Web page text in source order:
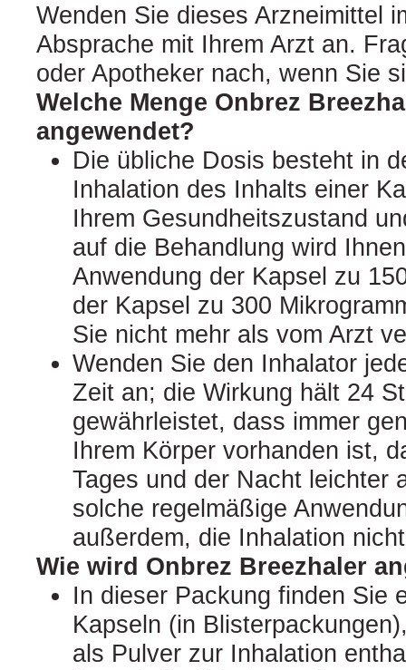
Wenden Sie dieses Arzneimittel
Absprache mit Ihrem Arzt an.
oder Apotheker nach, wenn Sie
Welche Menge Onbrez
angewendet?
Die übliche Dosis besteht in
Inhalation des Inhalts einer
Ihrem Gesundheitszustand
auf die Behandlung wird
Anwendung der Kapsel zu
der Kapsel zu 300
Sie nicht mehr als vom Arzt
Wenden Sie den Inhalator
Zeit an; die Wirkung hält 24
gewährleistet, dass immer
Ihrem Körper vorhanden ist,
Tages und der Nacht leichter
solche regelmäßige
außerdem, die Inhalation
Wie wird Onbrez Breezhaler
In dieser Packung finden Sie
Kapseln (in
als Pulver zur Inhalation